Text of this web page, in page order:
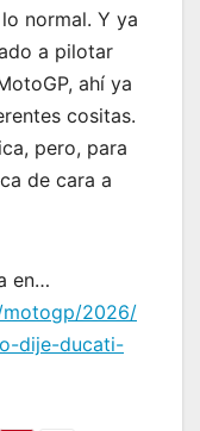
normal. Y ya
a pilotar
ahí ya
cositas.
pero, para
de cara a
en…
motogp/2026/
dije-ducati-